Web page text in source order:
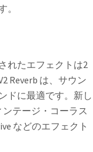
れたエフェクトは2
Reverb は、サウン
ドに最適です。新し
ンテージ・コーラス
などのエフェクト